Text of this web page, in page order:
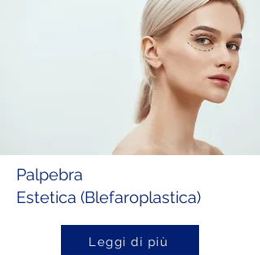
Palpebra
Estetica (Blefaroplastica)
Leggi di più